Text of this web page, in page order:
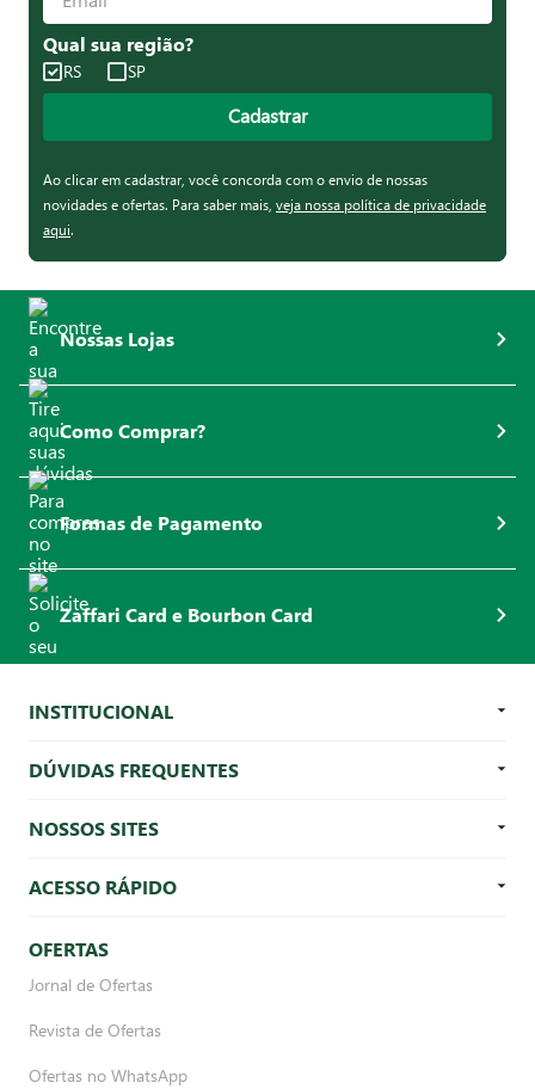
Qual sua região?
RS SP
Cadastrar
Ao clicar em cadastrar, você concorda com o envio de nossas
novidades e ofertas. Para saber mais, veja nossa política de privacidade
aqui.
Nossas Lojas
Como Comprar?
Formas de Pagamento
Zaffari Card e Bourbon Card
INSTITUCIONAL
DÚVIDAS FREQUENTES
NOSSOS SITES
ACESSO RÁPIDO
OFERTAS
Jornal de Ofertas
Revista de Ofertas
Ofertas no WhatsApp